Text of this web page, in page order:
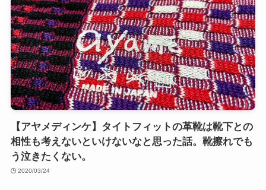
【アヤメディンケ】タイトフィットの革靴は靴下との
相性も考えないといけないなと思った話。靴擦れでも
う泣きたくない。
2020/03/24